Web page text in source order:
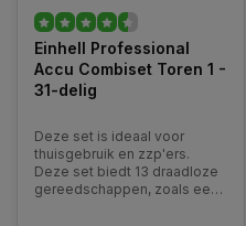
Einhell Professional
Accu Combiset Toren 1 -
31-delig
Deze set is ideaal voor
thuisgebruik en zzp'ers.
Deze set biedt 13 draadloze
gereedschappen, zoals een